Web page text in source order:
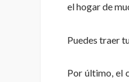
el hogar de
Puedes traer
Por último, el